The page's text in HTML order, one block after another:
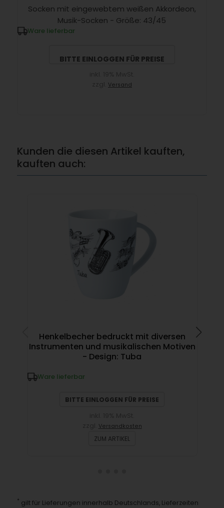
Socken mit eingewebtem weißen Akkordeon,
Musik-Socken - Größe: 43/45
Ware lieferbar
BITTE EINLOGGEN FÜR PREISE
Versand
Kunden die diesen Artikel kauften,
kauften auch:
Henkelbecher bedruckt mit diversen
Instrumenten und musikalischen Motiven
- Design: Tuba
Ware lieferbar
BITTE EINLOGGEN FÜR PREISE
Versandkosten
ZUM ARTIKEL
* gilt für Lieferungen innerhalb Deutschlands, Lieferzeiten